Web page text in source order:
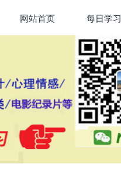
网站首页 每日学习